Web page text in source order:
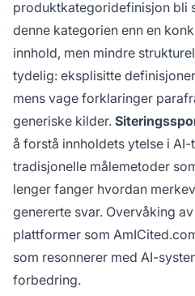
produktkategoridefinisjon bli
denne kategorien enn en
innhold, men mindre
tydelig: eksplisitte
mens vage forklaringer
generiske kilder.
å forstå innholdets ytelse i
tradisjonelle målemetoder
lenger fanger hvordan
genererte svar. Overvåking
plattformer som
som resonnerer med AI-
forbedring.